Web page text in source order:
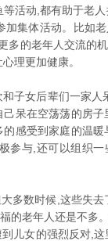
活动,都有助于老
集体活动。比如
多的老年人交流的
理更加健康。
子女后辈们一家人
呆在空荡荡的房
感受到家庭的温
参与,还可以组织
多数时候,这些失
的老年人还是不多
儿女的强烈反对,